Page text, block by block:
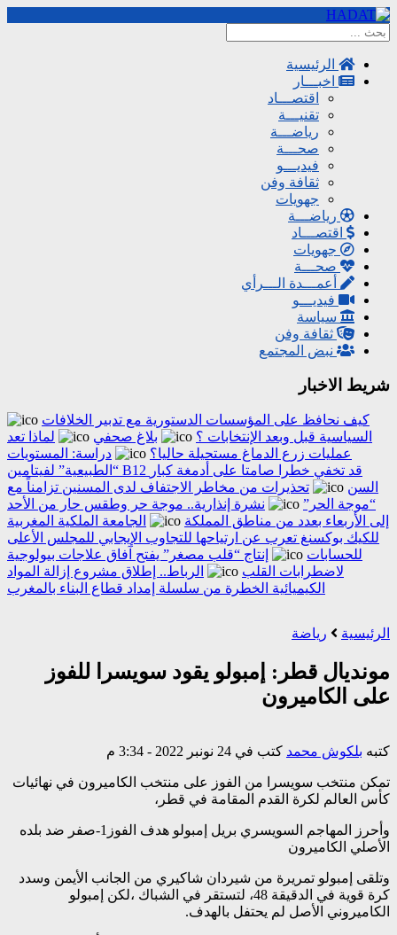
الرئيسية
اخبـــار
اقتصـــاد
تقنيـــة
رياضـــة
صحـــة
فيديـــو
ثقافة وفن
جهويات
رياضـــة
اقتصـــاد
جهويات
صحـــة
أعمـــدة الـــرأي
فيديـــو
سياسة
ثقافة وفن
نبض المجتمع
شريط الاخبار
كيف نحافظ على المؤسسات الدستورية مع تدبير الخلافات
السياسية قبل وبعد الإنتخابات ؟
بلاغ صحفي
لماذا تعد
عمليات زرع الدماغ مستحيلة حاليا؟
دراسة: المستويات
“الطبيعية” لفيتامين B12 قد تخفي خطرا صامتا على أدمغة كبار
السن
تحذيرات من مخاطر الاجتفاف لدى المسنين تزامناً مع
“موجة الحر”
نشرة إنذارية.. موجة حر وطقس حار من الأحد
إلى الأربعاء بعدد من مناطق المملكة
الجامعة الملكية المغربية
للكيك بوكسنغ تعرب عن ارتياحها للتجاوب الإيجابي للمجلس الأعلى
للحسابات
إنتاج “قلب مصغر” يفتح آفاق علاجات بيولوجية
لاضطرابات القلب
الرباط.. إطلاق مشروع إزالة المواد
الكيميائية الخطرة من سلسلة إمداد قطاع البناء بالمغرب
الرئيسية رياضة
مونديال قطر: إمبولو يقود سويسرا للفوز
على الكاميرون
كتبه بلكوش محمد كتب في 24 نونبر 2022 - 3:34 م
تمكن منتخب سويسرا من الفوز على منتخب الكاميرون في نهائيات
كأس العالم لكرة القدم المقامة في قطر،
وأحرز المهاجم السويسري بريل إمبولو هدف الفوز1-صفر ضد بلده
الأصلي الكاميرون
وتلقى إمبولو تمريرة من شيردان شاكيري من الجانب الأيمن وسدد
كرة قوية في الدقيقة 48، لتستقر في الشباك ،لكن إمبولو
الكاميروني الأصل لم يحتفل بالهدف.